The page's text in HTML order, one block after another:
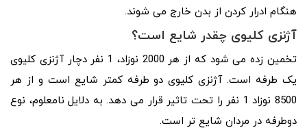
هنگام ادرار کردن از بدن خارج می شوند.
آژنزی کلیوی چقدر شایع است؟
تخمین زده می شود که از هر 2000 نوزاد، 1 نفر دچار آژنزی کلیوی
یک طرفه است. آژنزی کلیوی دو طرفه کمتر شایع است و از هر
8500 نوزاد 1 نفر را تحت تاثیر قرار می دهد. به دلایل نامعلوم، نوع
دوطرفه در مردان شایع تر است.